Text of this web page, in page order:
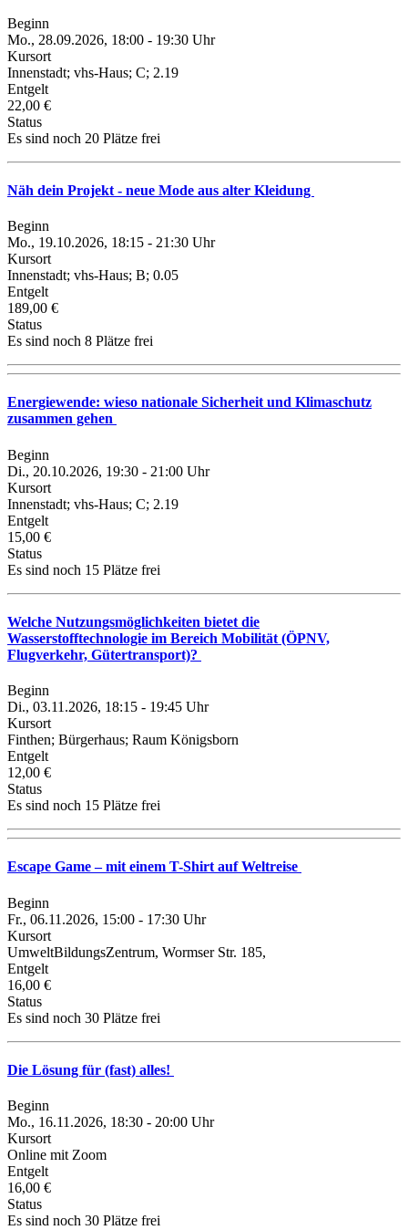
Beginn
Mo., 28.09.2026, 18:00 - 19:30 Uhr
Kursort
Innenstadt; vhs-Haus; C; 2.19
Entgelt
22,00 €
Status
Es sind noch 20 Plätze frei
Näh dein Projekt - neue Mode aus alter Kleidung
Beginn
Mo., 19.10.2026, 18:15 - 21:30 Uhr
Kursort
Innenstadt; vhs-Haus; B; 0.05
Entgelt
189,00 €
Status
Es sind noch 8 Plätze frei
Energiewende: wieso nationale Sicherheit und Klimaschutz
zusammen gehen
Beginn
Di., 20.10.2026, 19:30 - 21:00 Uhr
Kursort
Innenstadt; vhs-Haus; C; 2.19
Entgelt
15,00 €
Status
Es sind noch 15 Plätze frei
Welche Nutzungsmöglichkeiten bietet die
Wasserstofftechnologie im Bereich Mobilität (ÖPNV,
Flugverkehr, Gütertransport)?
Beginn
Di., 03.11.2026, 18:15 - 19:45 Uhr
Kursort
Finthen; Bürgerhaus; Raum Königsborn
Entgelt
12,00 €
Status
Es sind noch 15 Plätze frei
Escape Game – mit einem T-Shirt auf Weltreise
Beginn
Fr., 06.11.2026, 15:00 - 17:30 Uhr
Kursort
UmweltBildungsZentrum, Wormser Str. 185,
Entgelt
16,00 €
Status
Es sind noch 30 Plätze frei
Die Lösung für (fast) alles!
Beginn
Mo., 16.11.2026, 18:30 - 20:00 Uhr
Kursort
Online mit Zoom
Entgelt
16,00 €
Status
Es sind noch 30 Plätze frei